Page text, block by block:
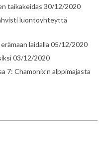
taikakeidas 30/12/2020
luontoyhteyttä
laidalla 05/12/2020
03/12/2020
7: Chamonix’n alppimajasta